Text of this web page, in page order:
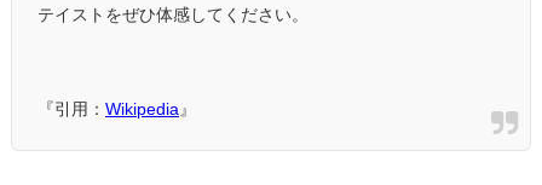
テイストをぜひ体感してください。
『引用： Wikipedia 』